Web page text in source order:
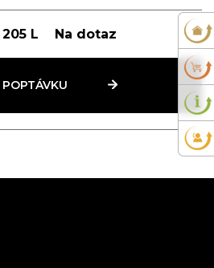
L Na dotaz